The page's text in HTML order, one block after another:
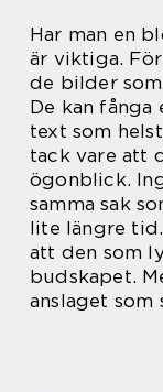
Har man en
är viktiga.
de bilder
De kan fånga
text som
tack vare att
ögonblick.
samma sak
lite längre
att den som
budskapet.
anslaget som